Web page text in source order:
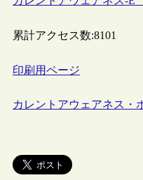
累計アクセス数:8101
印刷用ページ
カレントアウェアネス・